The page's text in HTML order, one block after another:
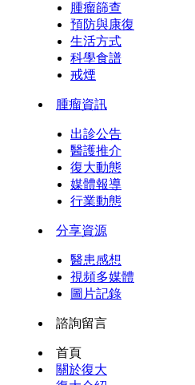
腫瘤篩查
預防與康復
生活方式
科學食譜
戒煙
腫瘤資訊
出診公告
醫護推介
復大動態
媒體報導
行業動態
分享資源
醫患感想
視頻多媒體
圖片記錄
諮詢留言
首頁
關於復大